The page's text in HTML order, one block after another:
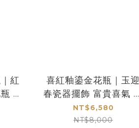
紅
收
喜紅釉鎏金花瓶｜玉迎
春瓷器擺飾 富貴喜氣 開
運送禮首選
NT$6,580
NT$8,000